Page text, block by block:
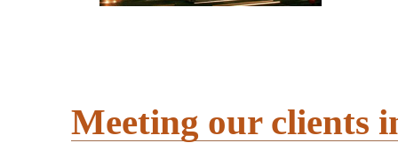
Meeting our clients